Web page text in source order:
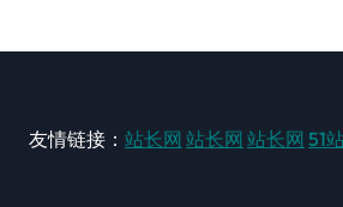
友情链接： 站长网 站长网 站长网 51